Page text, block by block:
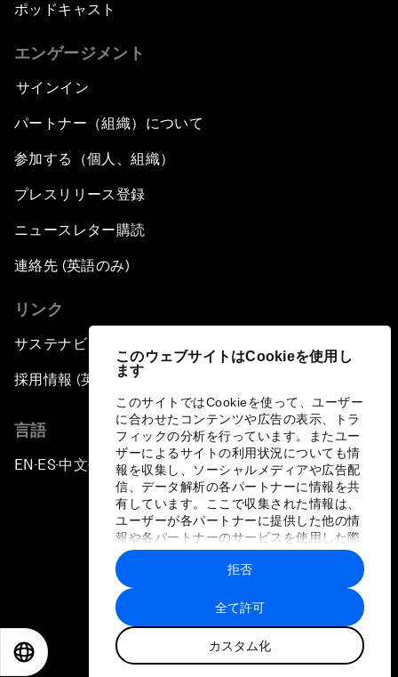
このウェブサイトはCookieを使用し
ます
このサイトではCookieを使って、ユーザー
に合わせたコンテンツや広告の表示、トラ
フィックの分析を行っています。またユー
ザーによるサイトの利用状況についても情
報を収集し、ソーシャルメディアや広告配
信、データ解析の各パートナーに情報を共
有しています。ここで収集された情報は、
ユーザーが各パートナーに提供した他の情
報や各パートナーのサービスを使用した際
に収集された情報と組み合わされ、各パー
トナーによって使用されることがありま
す。
全て許可
カスタム化
拒否
ポッドキャスト
エンゲージメント
サインイン
パートナー（組織）について
参加する（個人、組織）
プレスリリース登録
ニュースレター購読
連絡先 (英語のみ)
リンク
サステナビリティへの取り組み
採用情報 (英語のみ)
言語
EN ▪ES▪中文▪ 日本語
プライバシーポリシーと利用規約
サイトマップ
©
世界経済フォーラム